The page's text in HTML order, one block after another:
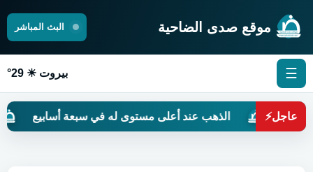
موقع صدى الضاحية البث المباشر
☰ بيروت ☀ 29°
عاجل⚡ الذهب عند أعلى مستوى له في سبعة أسابيع